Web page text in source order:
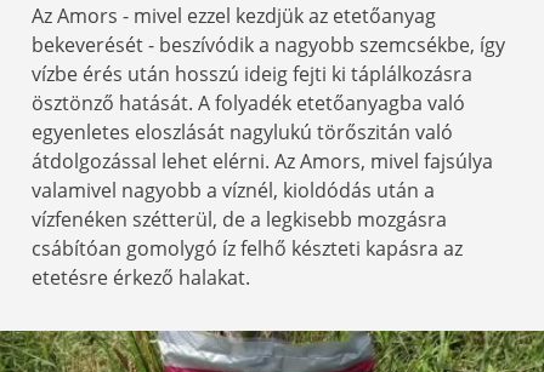
Az Amors - mivel ezzel kezdjük az etetőanyag
bekeverését - beszívódik a nagyobb szemcsékbe, így
vízbe érés után hosszú ideig fejti ki táplálkozásra
ösztönző hatását. A folyadék etetőanyagba való
egyenletes eloszlását nagylukú törőszitán való
átdolgozással lehet elérni. Az Amors, mivel fajsúlya
valamivel nagyobb a víznél, kioldódás után a
vízfenéken szétterül, de a legkisebb mozgásra
csábítóan gomolygó íz felhő készteti kapásra az
etetésre érkező halakat.